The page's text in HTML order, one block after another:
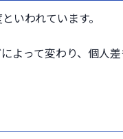
いわれています。
よって変わり、個人